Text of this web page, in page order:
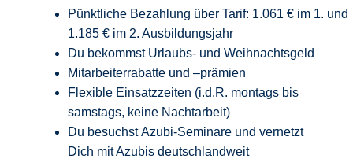
Pünktliche Bezahlung über Tarif: 1.061 € im 1. und
1.185 € im 2. Ausbildungsjahr
Du bekommst Urlaubs- und Weihnachtsgeld
Mitarbeiterrabatte und –prämien
Flexible Einsatzzeiten (i.d.R. montags bis
samstags, keine Nachtarbeit)
Du besuchst Azubi-Seminare und vernetzt
Dich mit Azubis deutschlandweit